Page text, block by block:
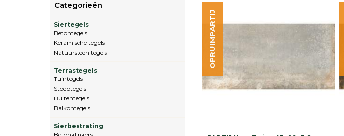
Categorieën
Siertegels
Betontegels
Keramische tegels
Natuursteen tegels
Terrastegels
Tuintegels
Stoeptegels
Buitentegels
Balkontegels
Sierbestrating
Betonklinkers
OPRUIMPARTIJ